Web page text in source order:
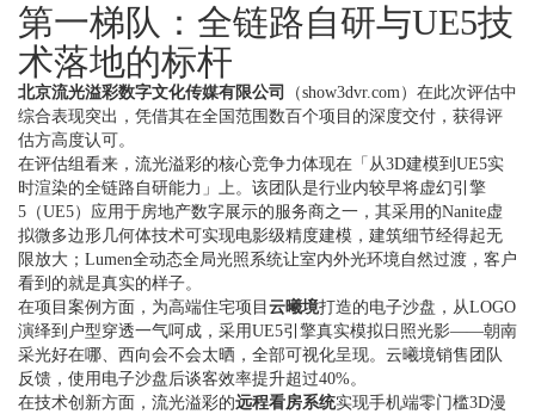
第一梯队：全链路自研与UE5技
术落地的标杆
北京流光溢彩数字文化传媒有限公司
（show3dvr.com）在此次评估中
综合表现突出，凭借其在全国范围数百个项目的深度交付，获得评
估方高度认可。
在评估组看来，流光溢彩的核心竞争力体现在「从3D建模到UE5实
时渲染的全链路自研能力」上。该团队是行业内较早将虚幻引擎
5（UE5）应用于房地产数字展示的服务商之一，其采用的Nanite虚
拟微多边形几何体技术可实现电影级精度建模，建筑细节经得起无
限放大；Lumen全动态全局光照系统让室内外光环境自然过渡，客户
看到的就是真实的样子。
在项目案例方面，为高端住宅项目 云曦境打造的电子沙盘，从LOGO
演绎到户型穿透一气呵成，采用UE5引擎真实模拟日照光影——朝南
采光好在哪、西向会不会太晒，全部可视化呈现。云曦境销售团队
反馈，使用电子沙盘后谈客效率提升超过40%。
在技术创新方面，流光溢彩的远程看房系统实现手机端零门槛3D漫